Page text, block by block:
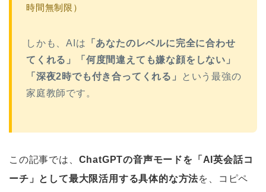
時間無制限）
しかも、AIは 「あなたのレベルに完全に合わせ
てくれる」「何度間違えても嫌な顔をしない」
「深夜2時でも付き合ってくれる」
という最強の
家庭教師です。
この記事では、 ChatGPTの音声モードを「AI英会話コ
ーチ」として最大限活用する具体的な方法を、コピペ